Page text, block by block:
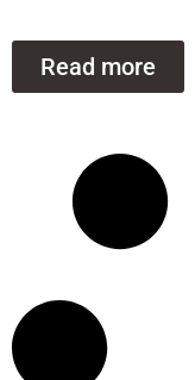
Read more